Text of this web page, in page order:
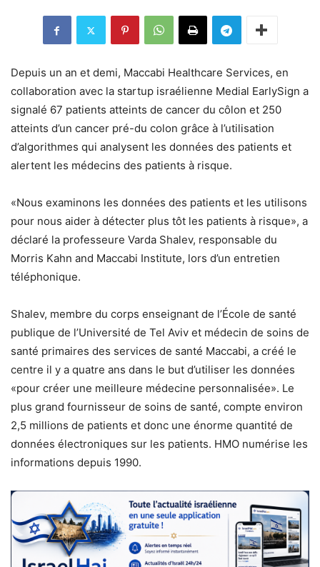
Depuis un an et demi, Maccabi Healthcare Services, en
collaboration avec la startup israélienne Medial EarlySign a
signalé 67 patients atteints de cancer du côlon et 250
atteints d’un cancer pré-du colon grâce à l’utilisation
d’algorithmes qui analysent les données des patients et
alertent les médecins des patients à risque.
«Nous examinons les données des patients et les utilisons
pour nous aider à détecter plus tôt les patients à risque», a
déclaré la professeure Varda Shalev, responsable du
Morris Kahn and Maccabi Institute, lors d’un entretien
téléphonique.
Shalev, membre du corps enseignant de l’École de santé
publique de l’Université de Tel Aviv et médecin de soins de
santé primaires des services de santé Maccabi, a créé le
centre il y a quatre ans dans le but d’utiliser les données
«pour créer une meilleure médecine personnalisée». Le
plus grand fournisseur de soins de santé, compte environ
2,5 millions de patients et donc une énorme quantité de
données électroniques sur les patients. HMO numérise les
informations depuis 1990.